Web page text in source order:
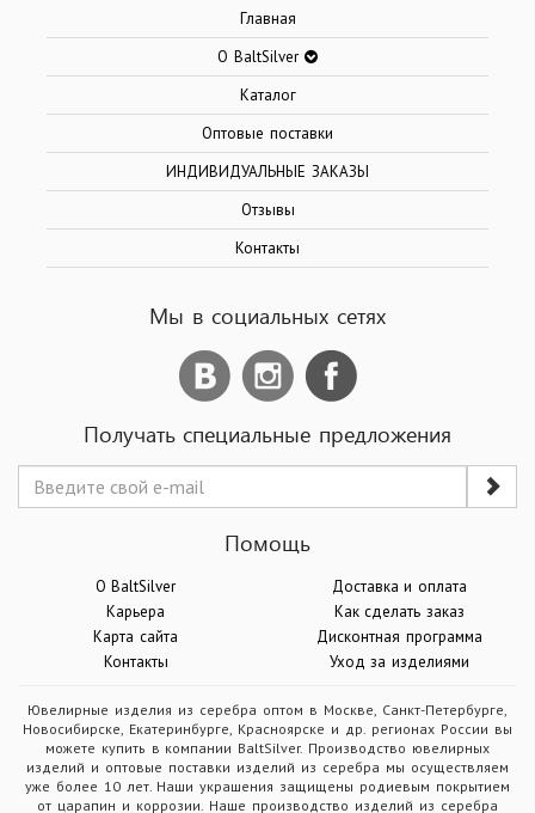
Главная
О BaltSilver
Каталог
Оптовые поставки
ИНДИВИДУАЛЬНЫЕ ЗАКАЗЫ
Отзывы
Контакты
Мы в социальных сетях
Получать специальные предложения
Помощь
О BaltSilver
Доставка и оплата
Карьера
Как сделать заказ
Карта сайта
Дисконтная программа
Контакты
Уход за изделиями
Ювелирные изделия из серебра оптом в Москве, Санкт-Петербурге,
Новосибирске, Екатеринбурге, Красноярске и др. регионах России вы
можете купить в компании BaltSilver. Производство ювелирных
изделий и оптовые поставки изделий из серебра мы осуществляем
уже более 10 лет. Наши украшения защищены родиевым покрытием
от царапин и коррозии. Наше производство изделий из серебра